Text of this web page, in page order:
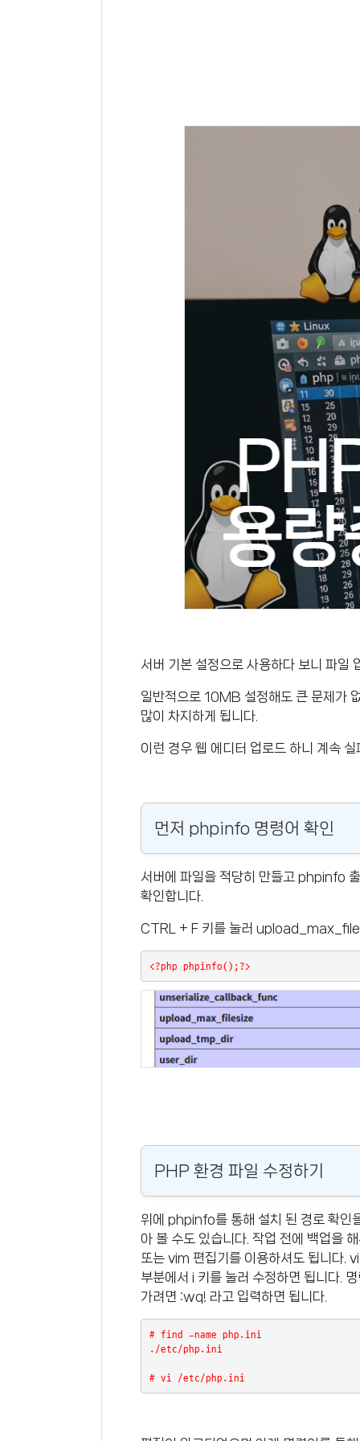
서버 기본 설정으로 사용하다 보니 파일
일반적으로 10MB 설정해도 큰 문제가
많이 차지하게 됩니다.
이런 경우 웹 에디터 업로드 하니 계속
먼저 phpinfo 명령어 확인
서버에 파일을 적당히 만들고 phpinfo
확인합니다.
CTRL + F 키를 눌러
<?php phpinfo();?>
PHP 환경 파일 수정하기
위에 phpinfo를 통해 설치 된 경로 확
아 볼 수도 있습니다. 작업 전에 백업을
또는 vim 편집기를 이용하셔도 됩니다.
부분에서 i 키를 눌러 수정하면 됩니다.
가려면 :wq! 라고 입력하면 됩니다.
# find -name php.ini
./etc/php.ini
# vi /etc/php.ini